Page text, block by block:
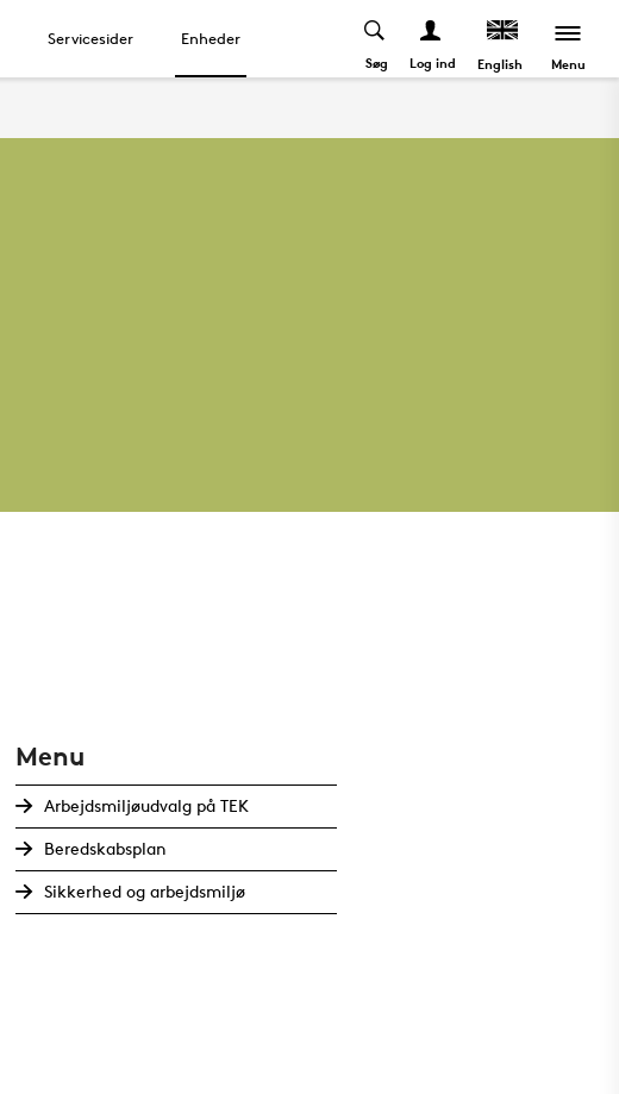
Servicesider Enheder
Søg Log ind English Menu
Menu
Arbejdsmiljøudvalg på TEK
Beredskabsplan
Sikkerhed og arbejdsmiljø